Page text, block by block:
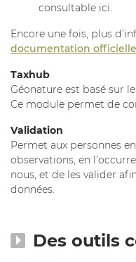
consultable ici.
Encore une fois, plus
documentation officielle
Taxhub
Géonature est basé sur
Ce module permet de
Validation
Permet aux personnes
observations, en
nous, et de les valider
données.
Des outils